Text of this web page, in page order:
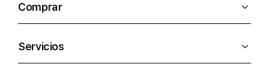
Comprar
Servicios